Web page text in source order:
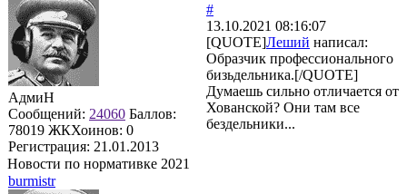
АдмиН
Сообщений: 24060 Баллов:
78019 ЖКХоинов: 0
Регистрация: 21.01.2013
#
13.10.2021 08:16:07
[QUOTE]Леший написал:
Образчик профессионального
бизьдельника.[/QUOTE]
Думаешь сильно отличается от
Хованской? Они там все
бездельники...
Новости по нормативке 2021
burmistr